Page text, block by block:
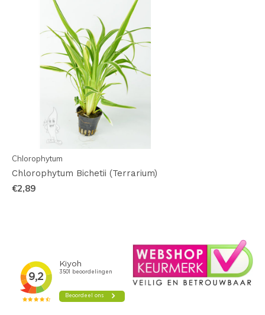
Chlorophytum
Chlorophytum Bichetii (Terrarium)
€2,89